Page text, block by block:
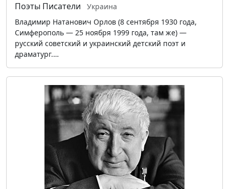
Поэты Писатели
Украина
Владимир Натанович Орлов (8 сентября 1930 года,
Симферополь — 25 ноября 1999 года, там же) —
русский советский и украинский детский поэт и
драматург.…